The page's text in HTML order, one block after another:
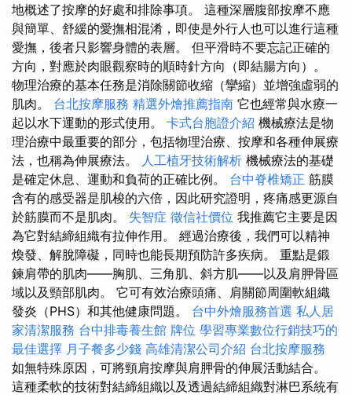
地概述了按摩的好處和排除事項。 這種深層腹部按摩不應
與簡單、舒緩的愛撫相混淆，即使是外行人也可以進行這種
愛撫，後者只影響身體的表層。 但平滑時不要忘記正確的
方向，對應於肉眼觀察時的順時針方向（即結腸方向）。
物理治療的基本任務是消除關節收縮（攣縮）並增強虛弱的
肌肉。 台北按摩服務 精選外燴推薦指南 它也經常與水療一
起以水下運動的形式使用。 卡式台胞證介紹 機械療法是物
理治療中最重要的部分，包括物理治療、按摩和各種伸展療
法，也稱為伸展療法。
人工植牙技術解析 機械療法的基礎
是確定休息、運動和負荷的正確比例。 台中脊椎矯正 筋膜
含有的感受器是肌梭的六倍，因此研究證明，疼痛感更源自
於筋膜而不是肌肉。 失智症 徵信社價位 我推薦它主要是因
為它對結締組織有拉伸作用。 經過治療後，我們可以精神
煥發、解脫障礙，同時也能長期預防許多疾病。 重點是鍛
鍊肩帶的肌肉——胸肌、三角肌、斜方肌——以及肩胛骨區
域以及頸部肌肉。 它可有效治療頭痛、肩關節周圍軟組織
發炎（PHS）和其他健康問題。 台中外燴服務首選 私人居
家清潔服務 台中排毒養生館 牌位 學習專業數位行銷技巧的
最佳選擇 月子餐多少錢 高雄清潔公司介紹 台北按摩服務
如無特殊原因，可將頸肩按摩與肩胛骨的伸展活動結合。
這種柔軟的技術對結締組織以及透過結締組織對淋巴系統有